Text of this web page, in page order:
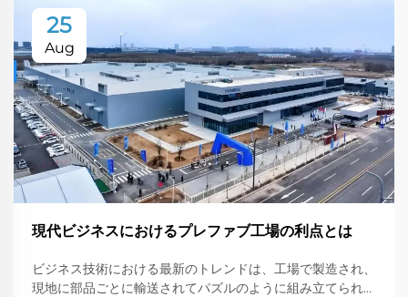
25
Aug
現代ビジネスにおけるプレファブ工場の利点とは
ビジネス技術における最新のトレンドは、工場で製造され、
現地に部品ごとに輸送されてパズルのように組み立てられる